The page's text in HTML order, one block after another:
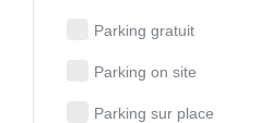
Parking gratuit
Parking on site
Parking sur place